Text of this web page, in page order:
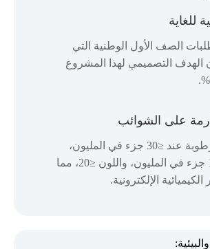
للغاية
الصف الأول الوطنية التي
فإن الهدف التصميمي لهذا المشروع
على الشوائب
يتم التحكم في الرطوبة عند ≤30 جزء في المليون،
والكلور الكلي ≤15 جزء في المليون، واللون ≤20، مما
الإلكترونية.